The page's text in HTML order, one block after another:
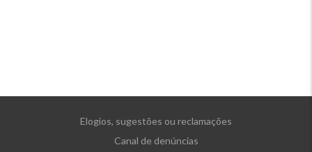
Elogios, sugestões ou reclamações
Canal de denúncias